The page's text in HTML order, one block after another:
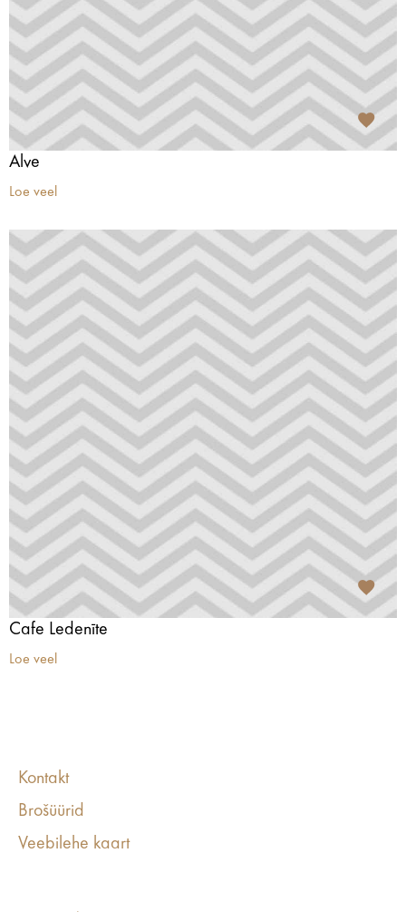
Alve
Loe veel
Cafe Ledenīte
Loe veel
Kontakt
Brošüürid
Veebilehe kaart